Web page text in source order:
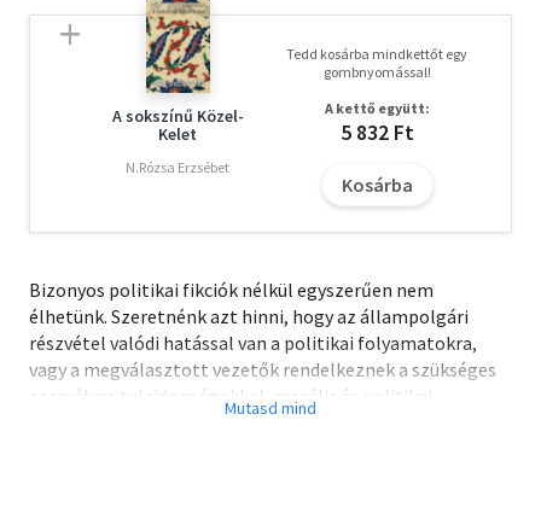
A sokszínű Közel-
Kelet
N.Rózsa Erzsébet
Tedd kosárba mindkettőt egy
gombnyomással!
A kettő együtt:
5 832 Ft
Kosárba
Bizonyos politikai fikciók nélkül egyszerűen nem
élhetünk. Szeretnénk azt hinni, hogy az állampolgári
részvétel valódi hatással van a politikai folyamatokra,
vagy a megválasztott vezetők rendelkeznek a szükséges
személyes tulajdonságokkal, morális és politikai
erényekkel, és kizárólag csak a nép érdekében használják